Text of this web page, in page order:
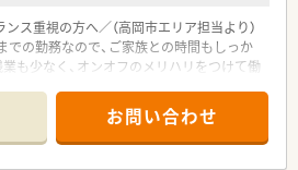
置されており、高度な調剤業務に携わるこ
査業務を通して、薬剤師として専門性を高
ス重視の方へ／（高岡市エリア担当より）
での勤務なので、ご家族との時間もしっか
業も少なく、オンオフのメリハリをつけて働
方を大募集しております。
＊
について】
分の好立地にあり、通勤に便利な総合病
お問い合わせ